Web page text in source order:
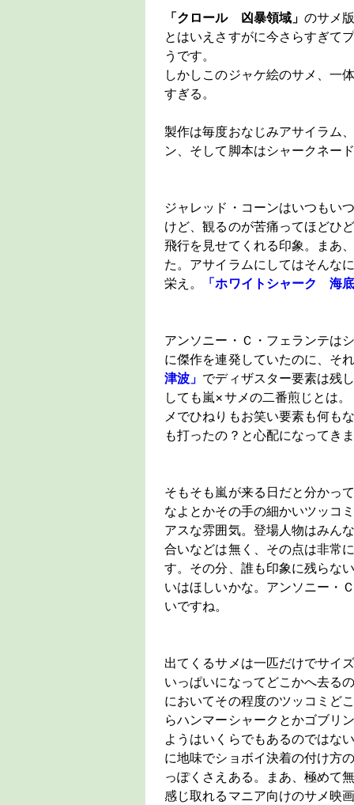
「クロール 凶暴領域」のサメ
とはいえさすがに今さらすぎて
うです。
しかしこのジャケ絵のサメ、一
すぎる。
製作は毎度おなじみアサイラム
ン、そして脚本はシャークネー
ジャレッド・コーンはいつもい
けど、観るのが苦痛ってほどひ
飛行を見せてくれる印象。まあ
た。アサイラムにしてはそんな
栄え。
「ホワイトシャーク 海
アンソニー・Ｃ・フェランテは
に傑作を連発していたのに、そ
津波」 でディザスター要素は残
しても嵐×サメの二番煎じとは
メでひねりもお笑い要素も何も
も打ったの？と心配になってき
そもそも嵐が来る日だと分かっ
なよとかその手の細かいツッコ
アスな雰囲気。登場人物はみん
合いなどは無く、その点は非常
す。その分、誰も印象に残らな
いはほしいかな。アンソニー・
いですね。
出てくるサメは一匹だけでサイ
いっぱいになってどこかへ去る
においてその程度のツッコミど
らハンマーシャークとかゴブリ
ようはいくらでもあるのではな
に地味でショボイ決着の付け方
っぽくさえある。まあ、極めて
感じ取れるマニア向けのサメ映